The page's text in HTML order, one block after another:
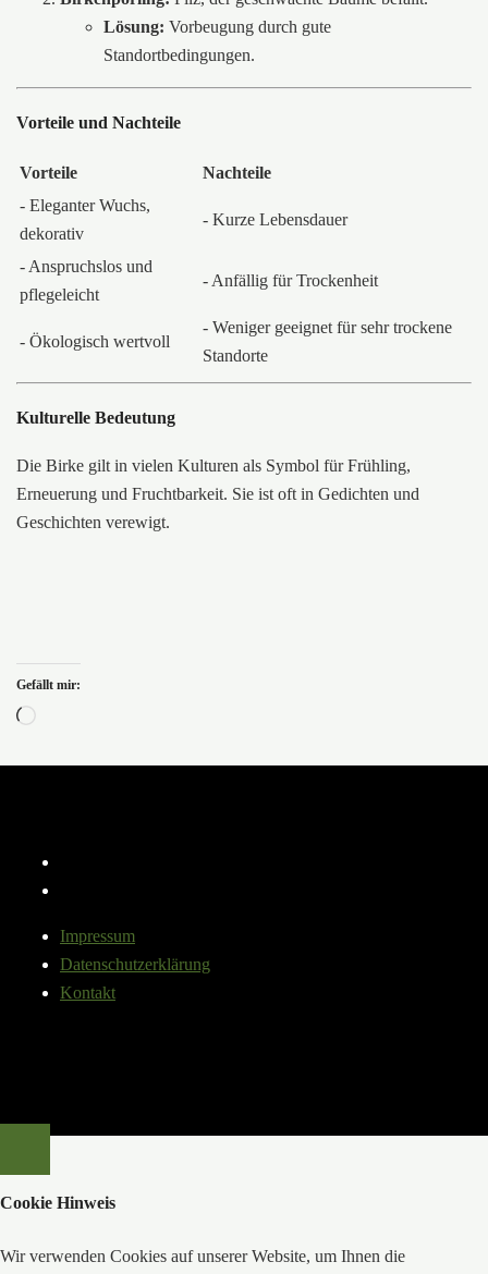
Lösung: Vorbeugung durch gute
Standortbedingungen.
Vorteile und Nachteile
Vorteile
Nachteile
- Eleganter Wuchs,
dekorativ
- Kurze Lebensdauer
- Anspruchslos und
pflegeleicht
- Anfällig für Trockenheit
- Ökologisch wertvoll
- Weniger geeignet für sehr trockene
Standorte
Kulturelle Bedeutung
Die Birke gilt in vielen Kulturen als Symbol für Frühling,
Erneuerung und Fruchtbarkeit. Sie ist oft in Gedichten und
Geschichten verewigt.
Gefällt mir:
Wird
Impressum
Datenschutzerklärung
Kontakt
Cookie Hinweis
Wir verwenden Cookies auf unserer Website, um Ihnen die